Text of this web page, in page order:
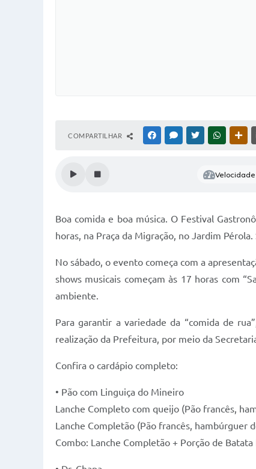
COMPARTILHAR FACEBOOKMESSENGER
TWITTER
Boa comida e boa música. O Festival
horas, na Praça da Migração, no Jardim
No sábado, o evento começa com a
shows musicais começam às 17 horas com
ambiente.
Para garantir a variedade da “comida de
realização da Prefeitura, por meio da
Confira o cardápio completo:
• Pão com Linguiça do Mineiro
Lanche Completo com queijo (Pão francês,
Lanche Completão (Pão francês, hambúrguer
Combo: Lanche Completão + Porção de Batata